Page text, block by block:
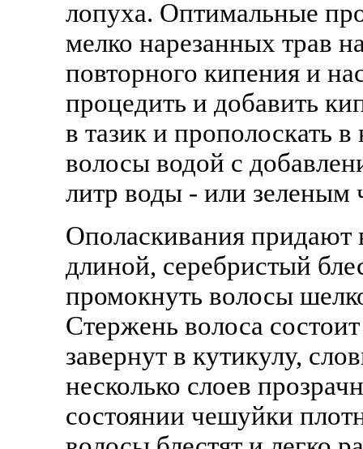
лопуха. Оптимальные
мелко нарезанных трав
повторного кипения и
процедить и добавить
в тазик и прополоскать
волосы водой с
литр воды - или зеленым
Ополаскивания
длиной, серебристый
промокнуть волосы
Стержень волоса
завернут в кутикулу,
несколько слоев
состоянии чешуйки